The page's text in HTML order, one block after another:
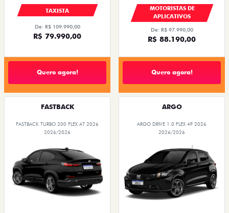
TAXISTA
De: R$ 109.990,00
R$ 79.990,00
Quero agora!
MOTORISTAS DE
APLICATIVOS
De: R$ 97.990,00
R$ 88.190,00
Quero agora!
FASTBACK
FASTBACK TURBO 200 FLEX AT 2026
2026/2026
ARGO
ARGO DRIVE 1.0 FLEX 4P 2026
2026/2026